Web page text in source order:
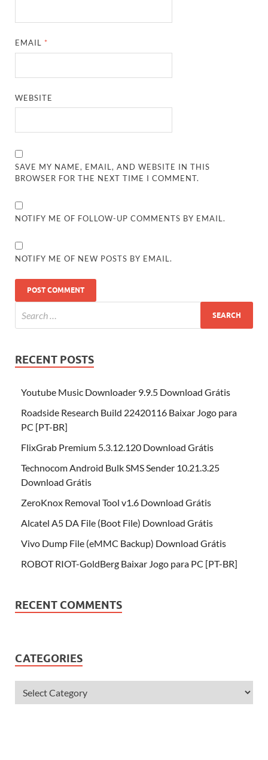
EMAIL *
WEBSITE
SAVE MY NAME, EMAIL, AND WEBSITE IN THIS
BROWSER FOR THE NEXT TIME I COMMENT.
NOTIFY ME OF FOLLOW-UP COMMENTS BY EMAIL.
NOTIFY ME OF NEW POSTS BY EMAIL.
RECENT POSTS
Youtube Music Downloader 9.9.5 Download Grátis
Roadside Research Build 22420116 Baixar Jogo para
PC [PT-BR]
FlixGrab Premium 5.3.12.120 Download Grátis
Technocom Android Bulk SMS Sender 10.21.3.25
Download Grátis
ZeroKnox Removal Tool v1.6 Download Grátis
Alcatel A5 DA File (Boot File) Download Grátis
Vivo Dump File (eMMC Backup) Download Grátis
ROBOT RIOT-GoldBerg Baixar Jogo para PC [PT-BR]
RECENT COMMENTS
CATEGORIES